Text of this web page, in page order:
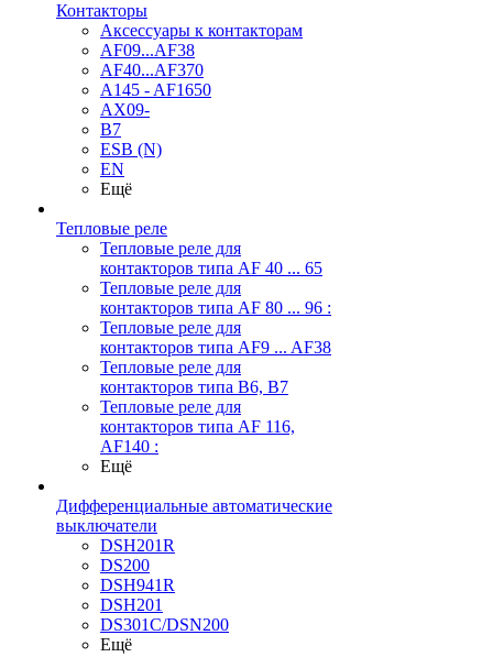
Контакторы
Аксессуары к контакторам
AF09...AF38
AF40...AF370
A145 - AF1650
AX09-
B7
ESB (N)
EN
Ещё
Тепловые реле
Тепловые реле для
контакторов типа AF 40 ... 65
Тепловые реле для
контакторов типа AF 80 ... 96 :
Тепловые реле для
контакторов типа AF9 ... AF38
Тепловые реле для
контакторов типа В6, В7
Тепловые реле для
контакторов типа AF 116,
AF140 :
Ещё
Дифференциальные автоматические
выключатели
DSH201R
DS200
DSH941R
DSH201
DS301C/DSN200
Ещё